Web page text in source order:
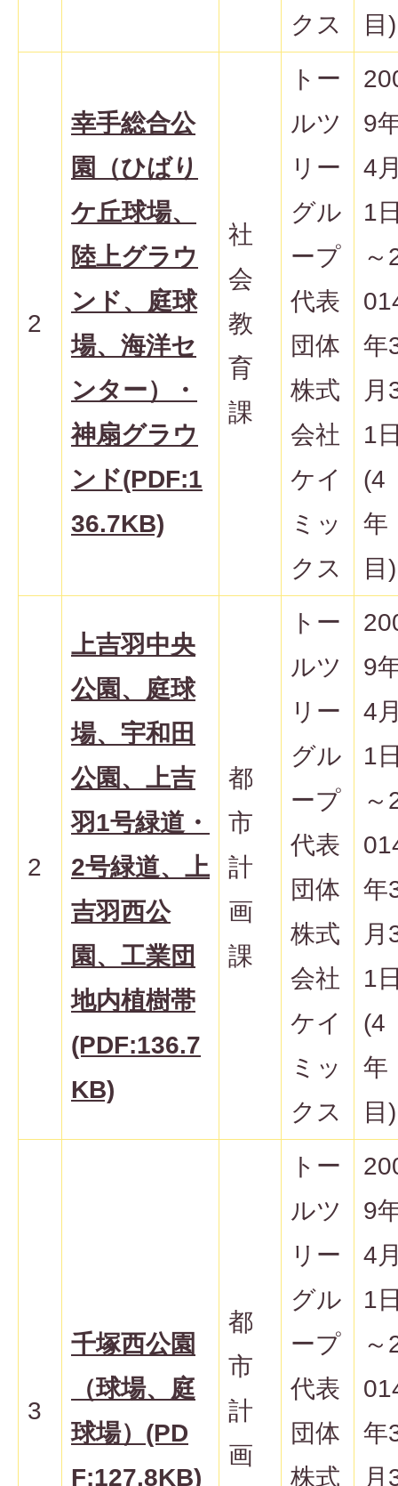
クス
目)
2
幸手総合公
園（ひばり
ケ丘球場、
陸上グラウ
ンド、庭球
場、海洋セ
ンター）・
神扇グラウ
ンド(PDF:1
36.7KB)
社
会
教
育
課
トー
ルツ
リー
グル
ープ
代表
団体
株式
会社
ケイ
ミッ
クス
9
4
1
～
年
月
1
(4
年
目)
2
上吉羽中央
公園、庭球
場、宇和田
公園、上吉
羽1号緑道・
2号緑道、上
吉羽西公
園、工業団
地内植樹帯
(PDF:136.7
KB)
都
市
計
画
課
トー
ルツ
リー
グル
ープ
代表
団体
株式
会社
ケイ
ミッ
クス
9
4
1
～
年
月
1
(4
年
目)
3
千塚西公園
（球場、庭
球場）(PD
F:127.8KB)
都
市
計
画
トー
ルツ
リー
グル
ープ
代表
団体
株式
9
4
1
～
年
月